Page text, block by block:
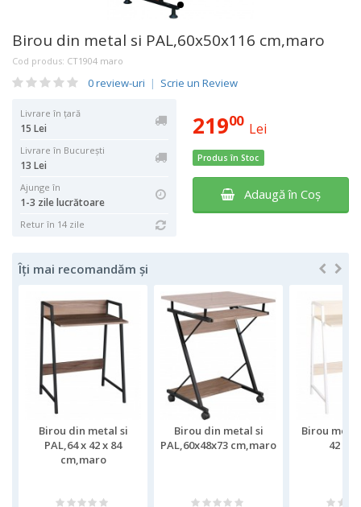
Birou din metal si PAL,60x50x116 cm,maro
Cod produs: CT1904 maro
0 review-uri | Scrie un Review
Livrare în țară
15 Lei
Livrare în București
13 Lei
Ajunge în
1-3 zile lucrătoare
Retur în 14 zile
21900 Lei
Produs în Stoc
Adaugă în Coş
Îți mai recomandăm și
Birou din metal si
PAL,64 x 42 x 84
cm,maro
Birou din metal si
PAL,60x48x73 cm,maro
Birou
42 x